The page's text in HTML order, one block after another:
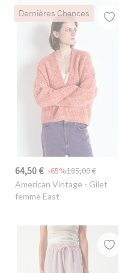
Dernières Chances
64,50 € 185,00 €
-65%
American Vintage - Gilet
femme East